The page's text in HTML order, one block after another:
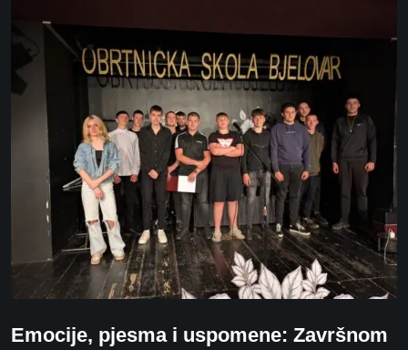
Emocije, pjesma i uspomene: Završnom